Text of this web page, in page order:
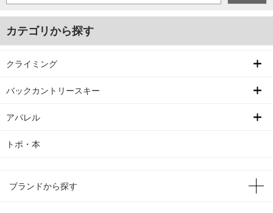
カテゴリから探す
クライミング
バックカントリースキー
アパレル
トポ・本
ブランドから探す